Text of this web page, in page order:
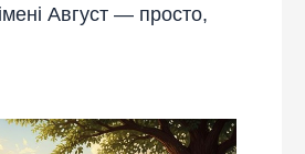
Август — просто,